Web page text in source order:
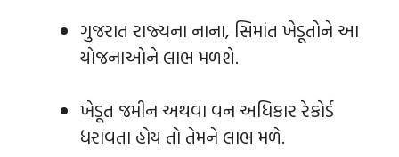
ગુજરાત રાજ્યના નાના, સિમાંત ખેડૂતોને આ
યોજનાઓને લાભ મળશે.
ખેડૂત જમીન અથવા વન અધિકાર રેકોર્ડ
ધરાવતા હોય તો તેમને લાભ મળે.